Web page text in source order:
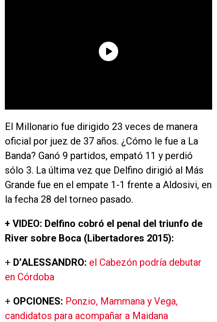
El Millonario fue dirigido 23 veces de manera
oficial por juez de 37 años. ¿Cómo le fue a La
Banda? Ganó 9 partidos, empató 11 y perdió
sólo 3. La última vez que Delfino dirigió al Más
Grande fue en el empate 1-1 frente a Aldosivi, en
la fecha 28 del torneo pasado.
+ VIDEO: Delfino cobró el penal del triunfo de
River sobre Boca (Libertadores 2015):
+ D’ALESSANDRO: el Cabezón podría debutar
en Córdoba
+ OPCIONES: Ponzio, Mammana y Vega,
candidatos para acompañar a Maidana